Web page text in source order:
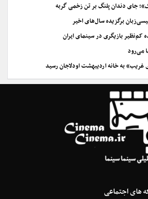
جای دندان پلنگ بر تن زخمی گربه
کم‌نظیر بازیگری در سینمای ایران
می‌رود
به خانه اردیبهشت اودلاجان رسید
های اجتماعی